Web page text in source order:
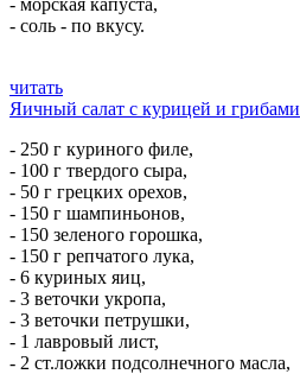
- морская капуста,
- соль - по вкусу.
читать
Яичный салат с курицей и грибами
- 250 г куриного филе,
- 100 г твердого сыра,
- 50 г грецких орехов,
- 150 г шампиньонов,
- 150 зеленого горошка,
- 150 г репчатого лука,
- 6 куриных яиц,
- 3 веточки укропа,
- 3 веточки петрушки,
- 1 лавровый лист,
- 2 ст.ложки подсолнечного масла,